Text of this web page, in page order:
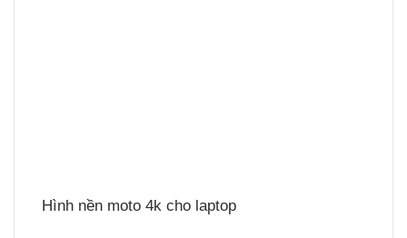
Hình nền moto 4k cho laptop